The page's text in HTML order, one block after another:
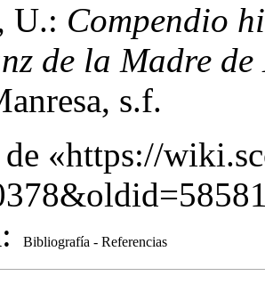
U.: Compendio
de la Madre
s.f.
«https://
: Bibliografía - Referencias